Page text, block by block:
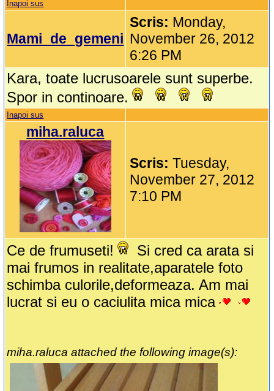
Inapoi sus
Mami_de_gemeni
Scris: Monday,
November 26, 2012
6:26 PM
Kara, toate lucrusoarele sunt superbe.
Spor in continoare.
Inapoi sus
miha.raluca
Scris:Tuesday,
November 27, 2012
7:10 PM
Ce de frumuseti!
Si cred ca arata si
mai frumos in realitate,aparatele foto
schimba culorile,deformeaza. Am mai
lucrat si eu o caciulita mica mica
miha.raluca attached the following image(s):